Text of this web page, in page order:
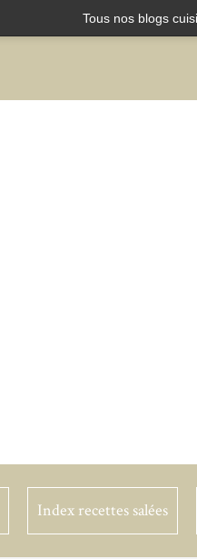
Tous nos blogs
Index recettes salées